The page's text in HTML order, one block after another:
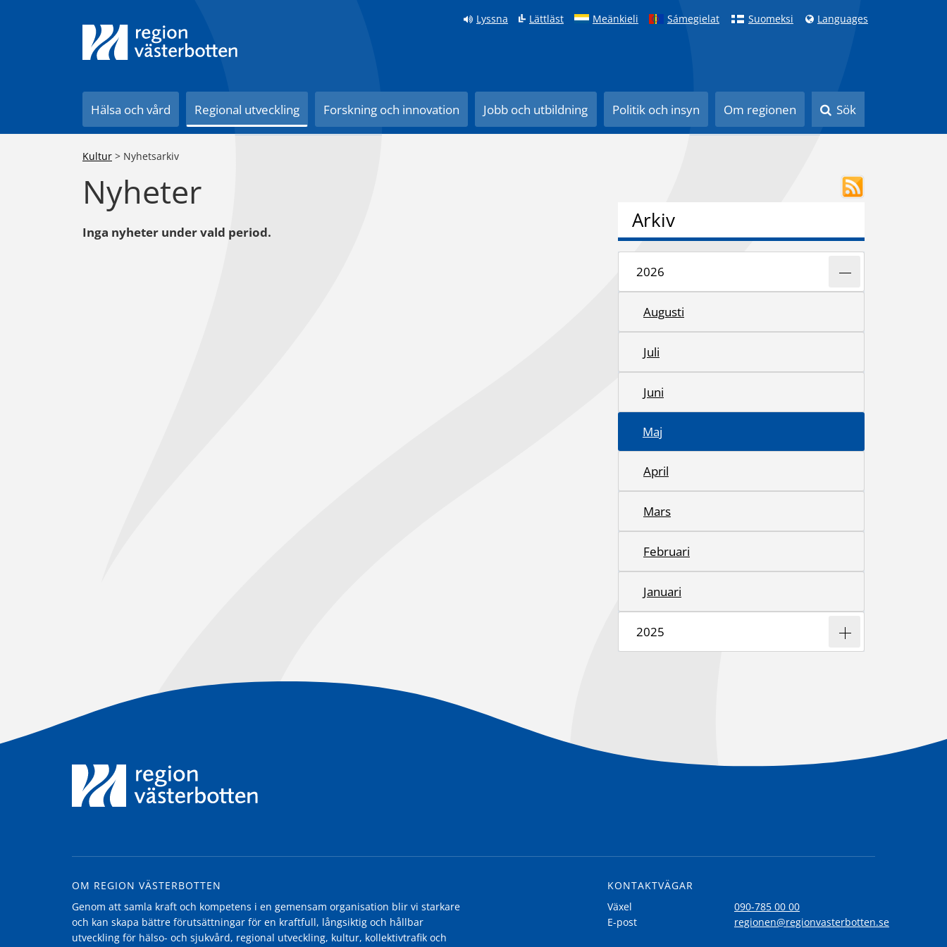
Lyssna Lättläst Meänkieli Sámegielat Suomeksi Languages
Hälsa och vård Regional utveckling Forskning och innovation Jobb och utbildning Politik och insyn Om regionen Sök
Kultur > Nyhetsarkiv
Nyheter
Inga nyheter under vald period. Arkiv
2026
Augusti
Juli
Juni
Maj
April
Mars
Februari
Januari
2025
OM REGION VÄSTERBOTTEN
Genom att samla kraft och kompetens i en gemensam organisation blir vi starkare
och kan skapa bättre förutsättningar för en kraftfull, långsiktig och hållbar
utveckling för hälso- och sjukvård, regional utveckling, kultur, kollektivtrafik och
KONTAKTVÄGAR
Växel
090-785 00 00
E-post
regionen@regionvasterbotten.se